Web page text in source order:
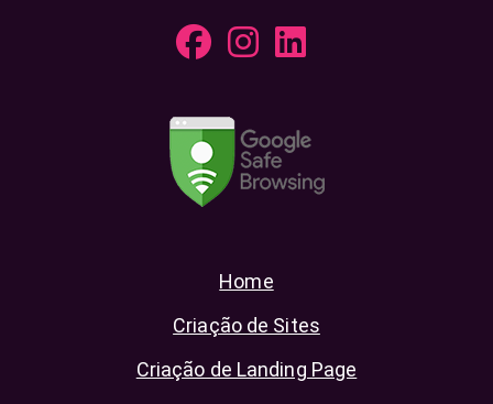
Home
Criação de Sites
Criação de Landing Page